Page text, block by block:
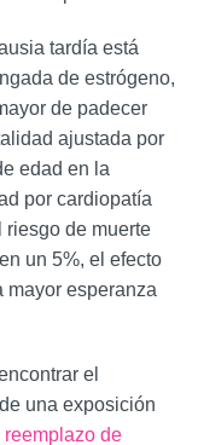
tardía está
de estrógeno,
de padecer
ajustada por
edad en la
por cardiopatía
riesgo de muerte
un 5%, el efecto
mayor esperanza
el
una exposición
de